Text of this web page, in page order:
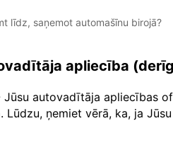
līdz, saņemot automašīnu birojā?
apliecība
Jūsu autovadītāja apliecības
Lūdzu, ņemiet vērā, ka, ja